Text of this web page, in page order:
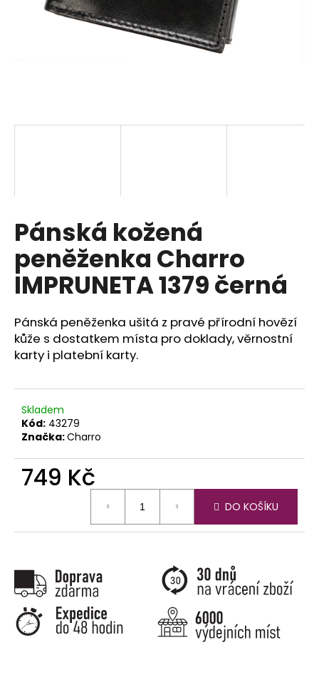
Pánská kožená
peněženka Charro
IMPRUNETA 1379 černá
Pánská peněženka ušitá z pravé přírodní hovězí
kůže s dostatkem místa pro doklady, věrnostní
karty i platební karty.
Skladem
Kód: 43279
Značka:Charro
749 Kč
DO KOŠÍKU
D
o
p
o
r
č
u
j
m